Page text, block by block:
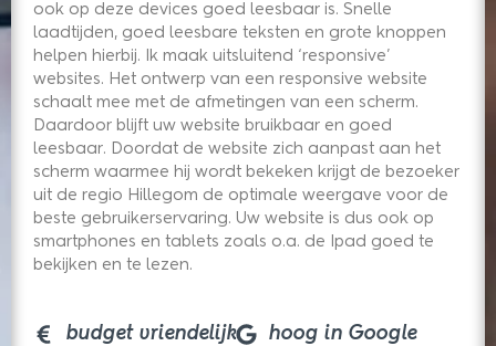
ook op deze devices goed leesbaar is. Snelle
laadtijden, goed leesbare teksten en grote knoppen
helpen hierbij. Ik maak uitsluitend ‘responsive’
websites. Het ontwerp van een responsive website
schaalt mee met de afmetingen van een scherm.
Daardoor blijft uw website bruikbaar en goed
leesbaar. Doordat de website zich aanpast aan het
scherm waarmee hij wordt bekeken krijgt de bezoeker
uit de regio Hillegom de optimale weergave voor de
beste gebruikerservaring. Uw website is dus ook op
smartphones en tablets zoals o.a. de Ipad goed te
bekijken en te lezen.
budget vriendelijk
hoog in Google